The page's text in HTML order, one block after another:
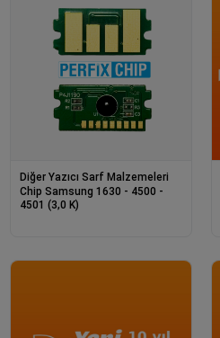
Diğer Yazıcı Sarf Malzemeleri
Chip Samsung 1630 - 4500 -
4501 (3,0 K)